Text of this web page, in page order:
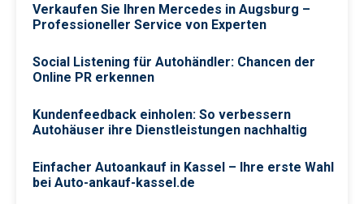
Verkaufen Sie Ihren Mercedes in Augsburg –
Professioneller Service von Experten
Social Listening für Autohändler: Chancen der
Online PR erkennen
Kundenfeedback einholen: So verbessern
Autohäuser ihre Dienstleistungen nachhaltig
Einfacher Autoankauf in Kassel – Ihre erste Wahl
bei Auto-ankauf-kassel.de